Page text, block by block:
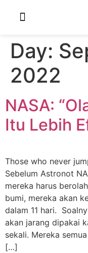
Day:
2022
NASA:
Itu Lebih
Those who never
Sebelum Astronot
mereka harus
bumi, mereka akan
dalam 11 hari.
akan jarang dipakai
sekali. Mereka
[…]